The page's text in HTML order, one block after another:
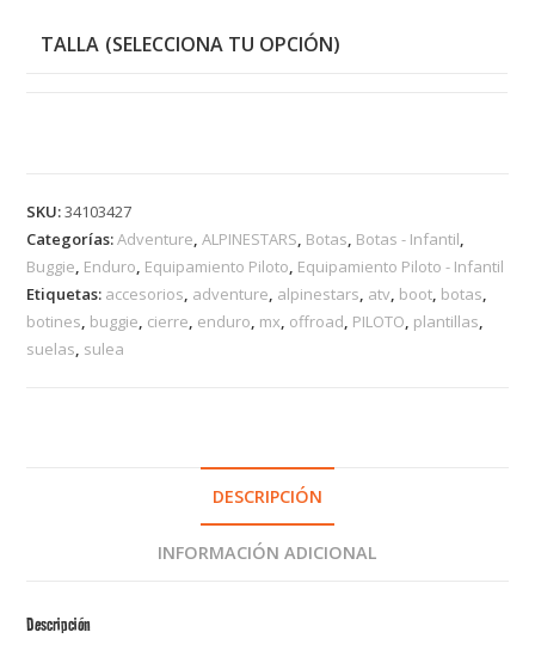
TALLA
SKU:34103427
Categorías:Adventure,ALPINESTARS, Botas, Botas - Infantil,
Buggie, Enduro, Equipamiento Piloto, Equipamiento Piloto - Infantil
Etiquetas: accesorios, adventure, alpinestars, atv, boot, botas,
botines, buggie, cierre, enduro, mx, offroad, PILOTO, plantillas,
suelas, sulea
DESCRIPCIÓN
INFORMACIÓN ADICIONAL
Descripción